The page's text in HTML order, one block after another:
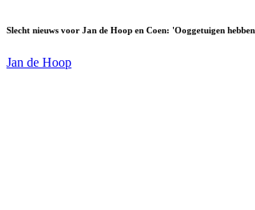
Slecht nieuws voor Jan de Hoop en Coen: 'Ooggetuigen
Jan de Hoop